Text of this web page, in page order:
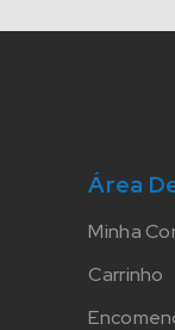
Área
Minha
Carrinho